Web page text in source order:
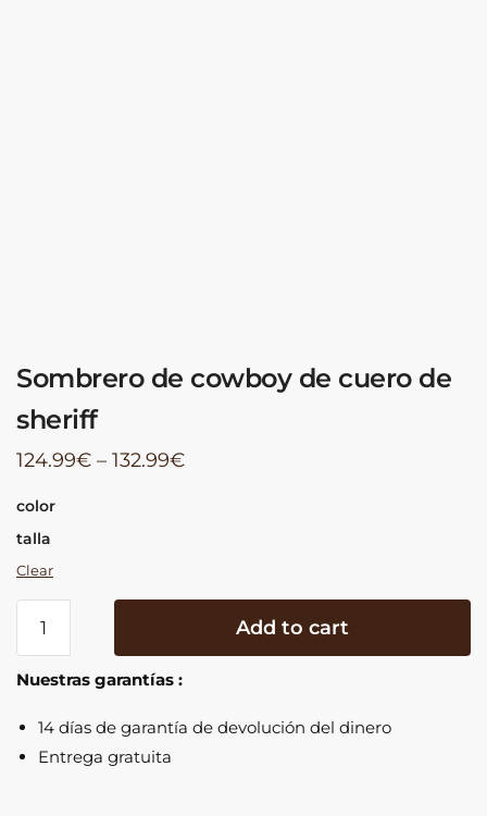
Sombrero de cowboy de cuero de
sheriff
124.99€ – 132.99€
color
talla
Clear
de
sheriff
Add to cart
Nuestras garantías :
14 días de garantía de devolución del dinero
Entrega gratuita